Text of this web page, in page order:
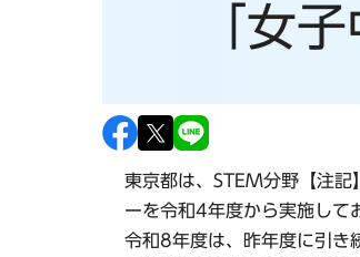
「女
東京都は、STEM分野【注記
ーを令和4年度から実施して
令和8年度は、昨年度に引き